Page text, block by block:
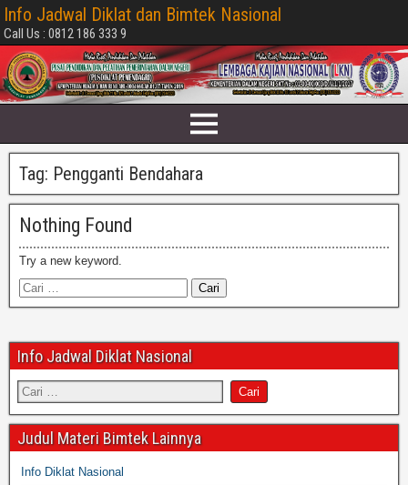
Info Jadwal Diklat dan Bimtek Nasional
Call Us : 0812 186 333 9
Tag: Pengganti Bendahara
Nothing Found
Try a new keyword.
Info Jadwal Diklat Nasional
Judul Materi Bimtek Lainnya
Info Diklat Nasional